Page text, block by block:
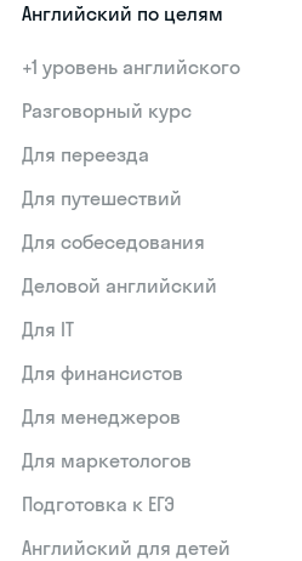
Английский по целям
+1 уровень английского
Разговорный курс
Для переезда
Для путешествий
Для собеседования
Деловой английский
Для IT
Для финансистов
Для менеджеров
Для маркетологов
Подготовка к ЕГЭ
Английский для детей